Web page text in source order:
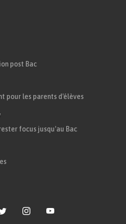
dévaluent leurs
concertation avec
un cycle
concertation entre les
de la crise entraine
complètement
s’affaiblissant les unes
autres.
les échanges
post Bac
pour les parents d'élèves
focus jusqu'au Bac